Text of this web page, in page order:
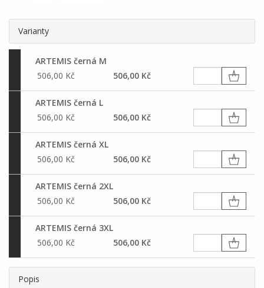
Varianty
ARTEMIS černá M
506,00 Kč
506,00 Kč
ARTEMIS černá L
506,00 Kč
506,00 Kč
ARTEMIS černá XL
506,00 Kč
506,00 Kč
ARTEMIS černá 2XL
506,00 Kč
506,00 Kč
ARTEMIS černá 3XL
506,00 Kč
506,00 Kč
Popis